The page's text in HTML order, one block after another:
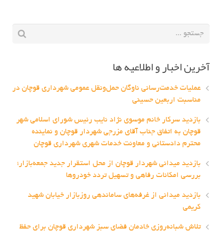
آخرین اخبار و اطلاعیه ها
عملیات خدمت‌رسانی ناوگان حمل‌ونقل عمومی شهرداری قوچان در
مناسبت اربعین حسینی
بازدید سرکار خانم موسوی نژاد نایب رئیس شورای اسلامی شهر
قوچان به اتفاق جناب آقای مزرجی شهردار قوچان و نماینده
محترم دادستانی و معاونت خدمات شهری شهرداری قوچان
بازدید میدانی شهردار قوچان از محل استقرار جدید جمعه‌بازار؛
بررسی امکانات رفاهی و تسهیل تردد خودروها
بازدید میدانی از غرفه‌های ساماندهی روزبازار خیابان شهید
کریمی
تلاش شبانه‌روزی خادمان فضای سبز شهرداری قوچان برای حفظ